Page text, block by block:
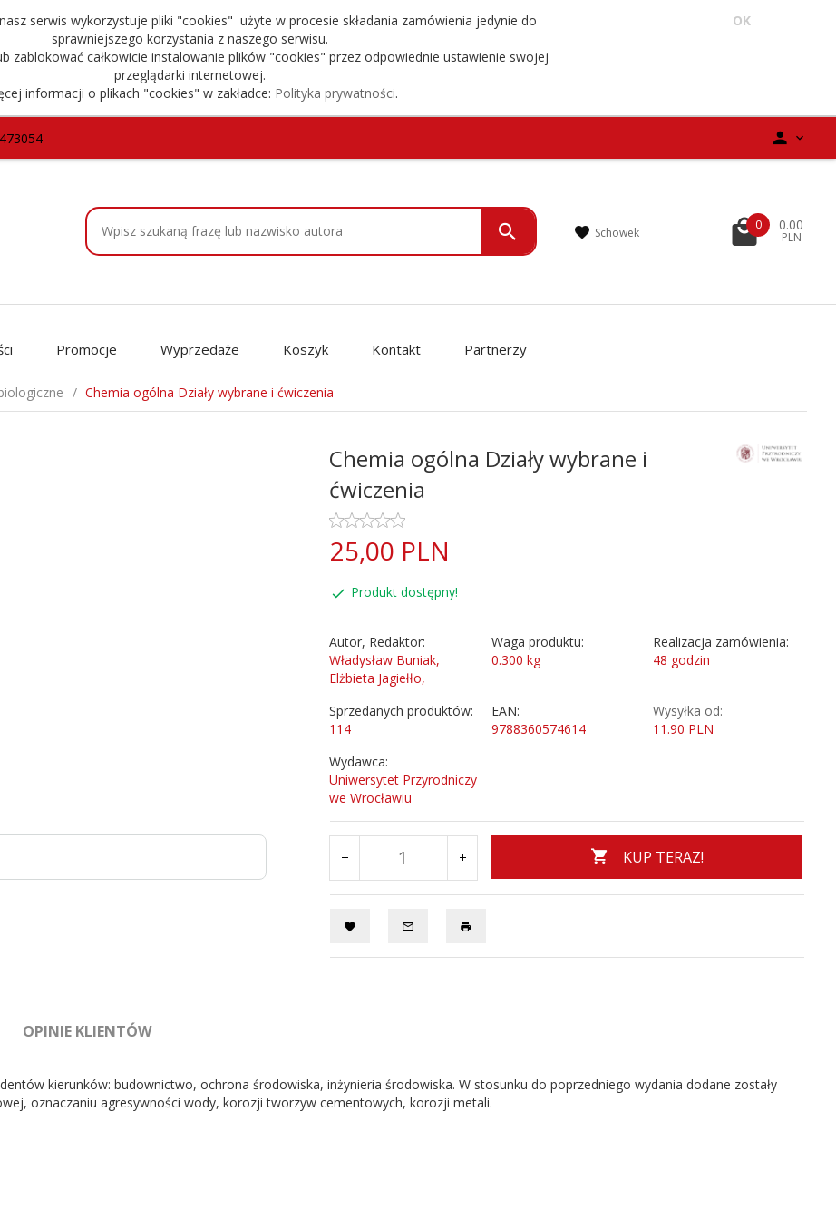
serwis wykorzystuje pliki "cookies" użyte w procesie składania zamówienia jedynie do
sprawniejszego korzystania z naszego serwisu.
zablokować całkowicie instalowanie plików "cookies" przez odpowiednie ustawienie swojej
przeglądarki internetowej.
informacji o plikach "cookies" w zakładce: Polityka prywatności.
OK
Schowek
0 0.00
PLN
Promocje Wyprzedaże Koszyk Kontakt Partnerzy
Chemia ogólna Działy wybrane i ćwiczenia
Chemia ogólna Działy wybrane i
ćwiczenia
25,00 PLN
Produkt dostępny!
Autor, Redaktor:
Władysław Buniak,
Elżbieta Jagiełło,
Waga produktu:
0.300 kg
Realizacja zamówienia:
48 godzin
Sprzedanych produktów:
114
EAN:
9788360574614
Wysyłka od:
11.90 PLN
Wydawca:
Uniwersytet Przyrodniczy
we Wrocławiu
KUP TERAZ!
OPINIE KLIENTÓW
kierunków: budownictwo, ochrona środowiska, inżynieria środowiska. W stosunku do poprzedniego wydania dodane zostały
oznaczaniu agresywności wody, korozji tworzyw cementowych, korozji metali.